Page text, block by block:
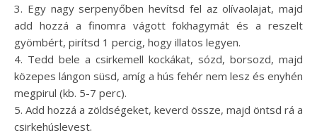
3. Egy nagy serpenyőben hevítsd fel az olívaolajat, majd
add hozzá a finomra vágott fokhagymát és a reszelt
gyömbért, pirítsd 1 percig, hogy illatos legyen.
4. Tedd bele a csirkemell kockákat, sózd, borsozd, majd
közepes lángon süsd, amíg a hús fehér nem lesz és enyhén
megpirul (kb. 5-7 perc).
5. Add hozzá a zöldségeket, keverd össze, majd öntsd rá a
csirkehúslevest.